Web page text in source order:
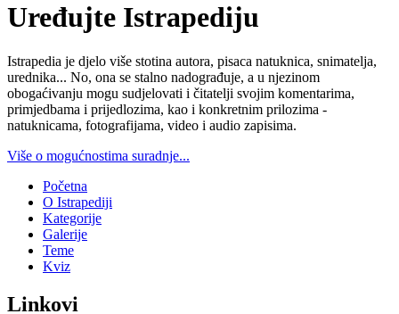
Uređujte Istrapediju
Istrapedia je djelo više stotina autora, pisaca natuknica, snimatelja,
urednika... No, ona se stalno nadograđuje, a u njezinom
obogaćivanju mogu sudjelovati i čitatelji svojim komentarima,
primjedbama i prijedlozima, kao i konkretnim prilozima -
natuknicama, fotografijama, video i audio zapisima.
Više o mogućnostima suradnje...
Početna
O Istrapediji
Kategorije
Galerije
Teme
Kviz
Linkovi